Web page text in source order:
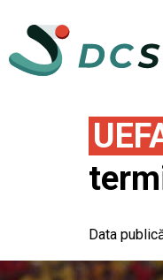
Data